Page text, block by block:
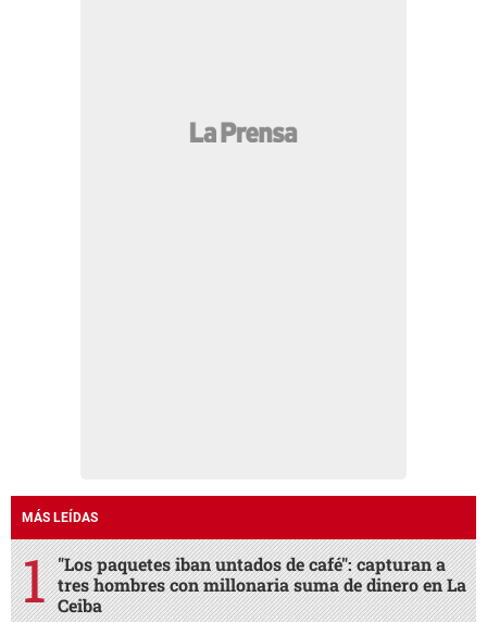
MÁS LEÍDAS
"Los paquetes iban untados de café": capturan a
tres hombres con millonaria suma de dinero en La
Ceiba